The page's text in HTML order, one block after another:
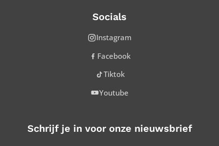
Socials
Instagram
Facebook
Tiktok
Youtube
Schrijf je in voor onze nieuwsbrief